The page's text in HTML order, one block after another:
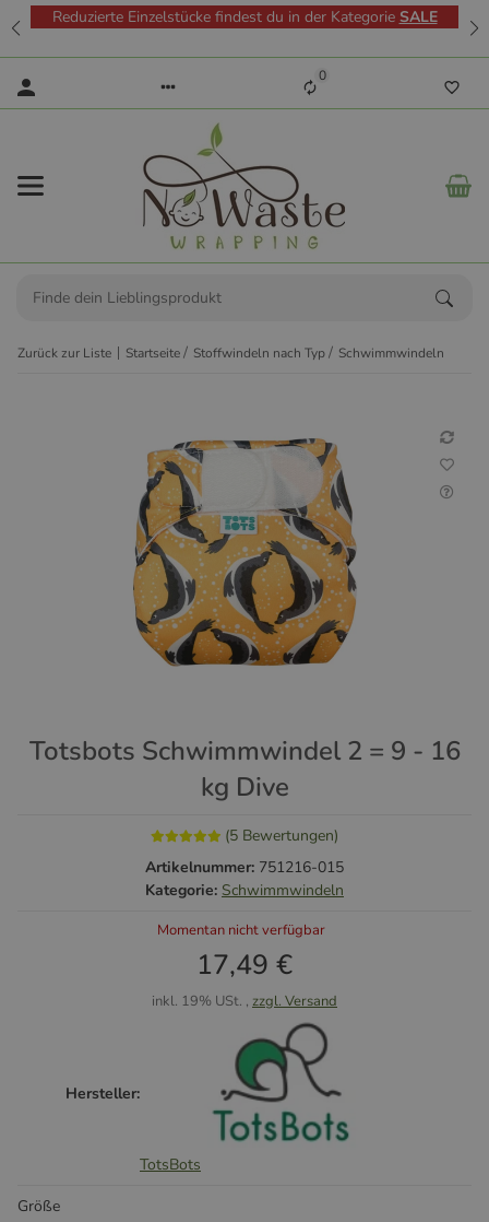
Reduzierte Einzelstücke findest du in der Kategorie SALE
0
Zurück zur Liste Startseite Stoffwindeln nach Typ Schwimmwindeln
Totsbots Schwimmwindel 2 = 9 - 16
kg Dive
(5 Bewertungen)
Artikelnummer: 751216-015
Kategorie: Schwimmwindeln
Momentan nicht verfügbar
17,49 €
inkl. 19% USt. , zzgl. Versand
Hersteller:
TotsBots
Größe